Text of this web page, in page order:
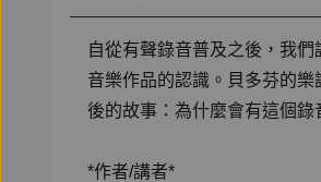
自從有聲錄音普及之後，我
音樂作品的認識。貝多芬的
後的故事：為什麼會有這個
*作者/講者*